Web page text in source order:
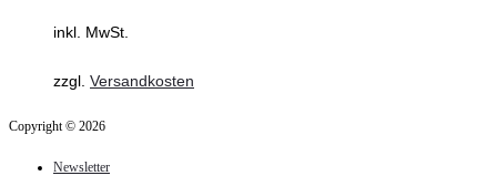
der
werden
inkl. MwSt.
zzgl. Versandkosten
Copyright © 2026
Newsletter